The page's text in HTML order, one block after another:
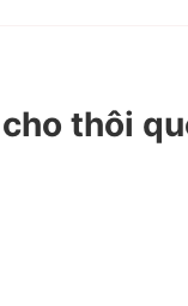
thôi